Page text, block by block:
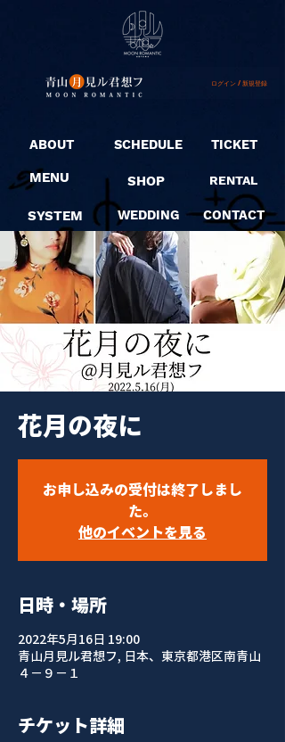
ログイン / 新規登録
ABOUT
MENU
SYSTEM
SCHEDULE
SHOP
WEDDING
TICKET
RENTAL
CONTACT
花月の夜に
お申し込みの受付は終了しまし
た。
他のイベントを見る
日時・場所
2022年5月16日 19:00
青山月見ル君想フ, 日本、東京都港区南青山
４−９−１
チケット詳細